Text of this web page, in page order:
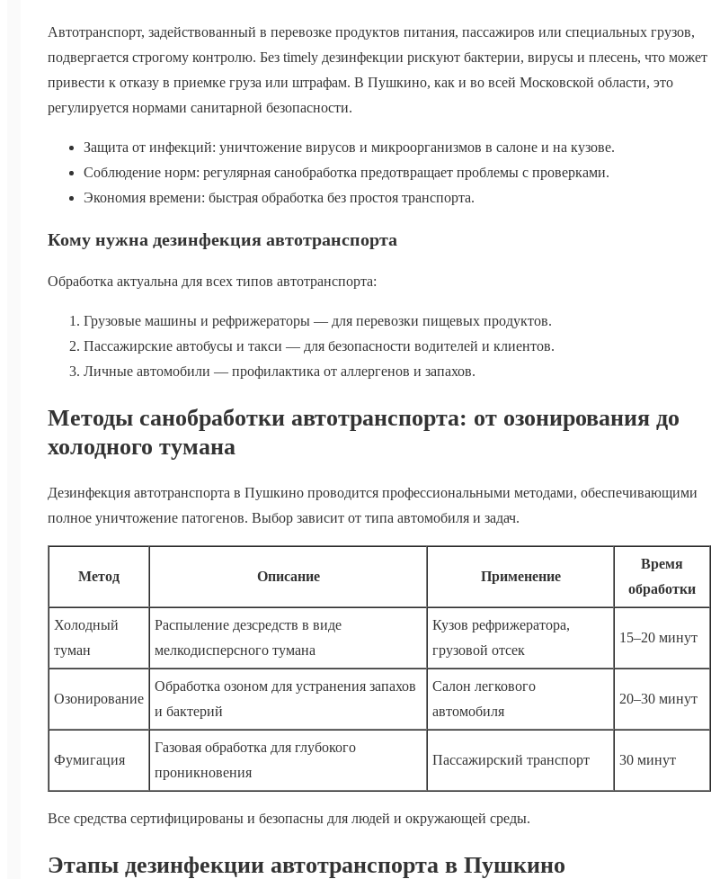
Автотранспорт, задействованный в перевозке продуктов питания, пассажиров или специальных грузов,
подвергается строгому контролю. Без timely дезинфекции рискуют бактерии, вирусы и плесень, что может
привести к отказу в приемке груза или штрафам. В Пушкино, как и во всей Московской области, это
регулируется нормами санитарной безопасности.
Защита от инфекций: уничтожение вирусов и микроорганизмов в салоне и на кузове.
Соблюдение норм: регулярная санобработка предотвращает проблемы с проверками.
Экономия времени: быстрая обработка без простоя транспорта.
Кому нужна дезинфекция автотранспорта
Обработка актуальна для всех типов автотранспорта:
Грузовые машины и рефрижераторы — для перевозки пищевых продуктов.
Пассажирские автобусы и такси — для безопасности водителей и клиентов.
Личные автомобили — профилактика от аллергенов и запахов.
Методы санобработки автотранспорта: от озонирования до
холодного тумана
Дезинфекция автотранспорта в Пушкино проводится профессиональными методами, обеспечивающими
полное уничтожение патогенов. Выбор зависит от типа автомобиля и задач.
Метод Описание Применение
Время
обработки
Холодный
туман
Распыление дезсредств в виде
мелкодисперсного тумана
Кузов рефрижератора,
грузовой отсек
15–20 минут
Озонирование
Обработка озоном для устранения запахов
и бактерий
Салон легкового
автомобиля
20–30 минут
Фумигация
Газовая обработка для глубокого
проникновения
Пассажирский транспорт 30 минут
Все средства сертифицированы и безопасны для людей и окружающей среды.
Этапы дезинфекции автотранспорта в Пушкино